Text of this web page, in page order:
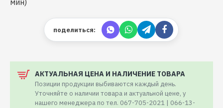
поделиться:
АКТУАЛЬНАЯ ЦЕНА И НАЛИЧЕНИЕ ТОВАРА
Позиции продукции выбиваются каждый день.
Уточняйте о наличии товара и актуальной цене, у
нашего менеджера по тел. 067-705-2021 | 066-13-